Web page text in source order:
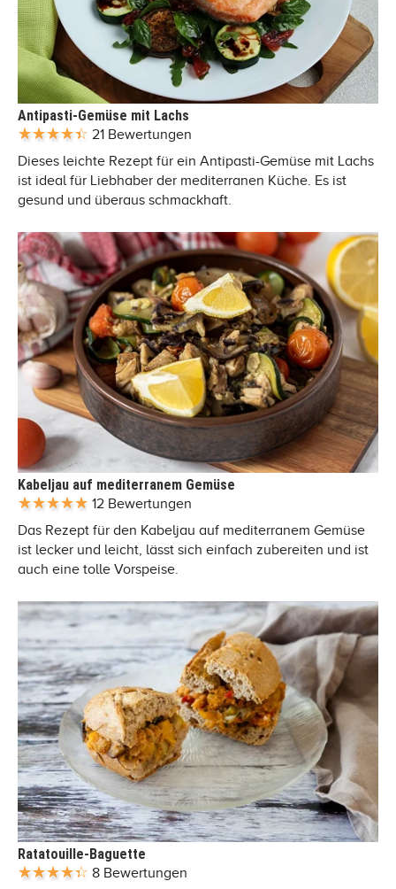
Antipasti-Gemüse mit Lachs
21 Bewertungen
Dieses leichte Rezept für ein Antipasti-Gemüse mit Lachs
ist ideal für Liebhaber der mediterranen Küche. Es ist
gesund und überaus schmackhaft.
Kabeljau auf mediterranem Gemüse
12 Bewertungen
Das Rezept für den Kabeljau auf mediterranem Gemüse
ist lecker und leicht, lässt sich einfach zubereiten und ist
auch eine tolle Vorspeise.
Ratatouille-Baguette
8 Bewertungen